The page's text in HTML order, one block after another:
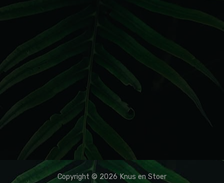
Copyright © 2026 Knus en Stoer